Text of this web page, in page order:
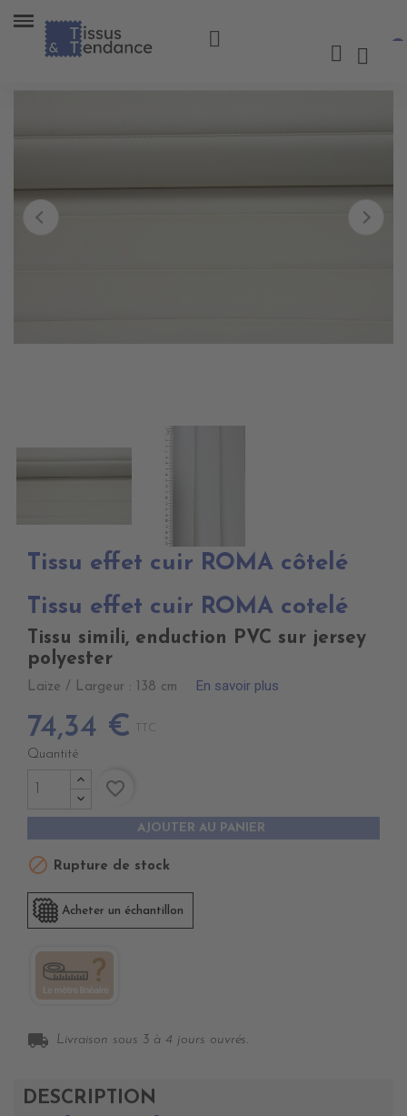
Tissu effet cuir ROMA côtelé
Tissu effet cuir ROMA cotelé
Tissu simili, enduction PVC sur jersey
polyester
Laize / Largeur : 138 cm En savoir plus
74,34 € TTC
Quantité
AJOUTER AU PANIER
favorite_border
 Rupture de stock
Acheter un échantillon
local_shipping Livraison sous 3 à 4 jours ouvrés.
DESCRIPTION